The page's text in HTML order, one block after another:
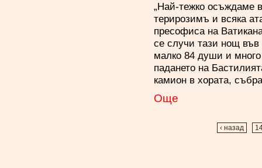
„Най-тежко осъждаме
терирозимъ и всяка
пресофиса на
се случи тази нощ във
малко 84 души и
падането на
камион в хората,
Oще
‹ назад